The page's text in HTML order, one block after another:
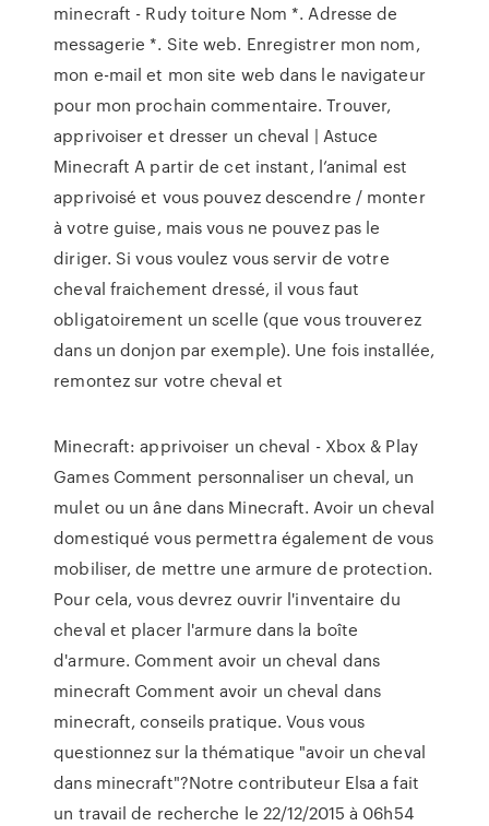
minecraft - Rudy toiture Nom *. Adresse de
messagerie *. Site web. Enregistrer mon nom,
mon e-mail et mon site web dans le navigateur
pour mon prochain commentaire. Trouver,
apprivoiser et dresser un cheval | Astuce
Minecraft A partir de cet instant, l’animal est
apprivoisé et vous pouvez descendre / monter
à votre guise, mais vous ne pouvez pas le
diriger. Si vous voulez vous servir de votre
cheval fraichement dressé, il vous faut
obligatoirement un scelle (que vous trouverez
dans un donjon par exemple). Une fois installée,
remontez sur votre cheval et
Minecraft: apprivoiser un cheval - Xbox & Play
Games Comment personnaliser un cheval, un
mulet ou un âne dans Minecraft. Avoir un cheval
domestiqué vous permettra également de vous
mobiliser, de mettre une armure de protection.
Pour cela, vous devrez ouvrir l'inventaire du
cheval et placer l'armure dans la boîte
d'armure. Comment avoir un cheval dans
minecraft Comment avoir un cheval dans
minecraft, conseils pratique. Vous vous
questionnez sur la thématique "avoir un cheval
dans minecraft"?Notre contributeur Elsa a fait
un travail de recherche le 22/12/2015 à 06h54